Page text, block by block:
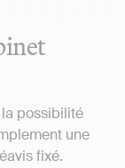
possibilité
une
fixé.